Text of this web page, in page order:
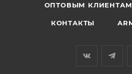
ОПТОВЫМ КЛИЕНТАМ
КОНТАКТЫ